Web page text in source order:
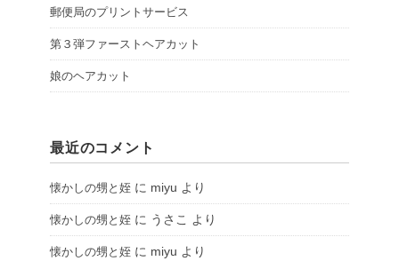
郵便局のプリントサービス
第３弾ファーストヘアカット
娘のヘアカット
最近のコメント
懐かしの甥と姪 に miyu より
懐かしの甥と姪 に うさこ より
懐かしの甥と姪 に miyu より